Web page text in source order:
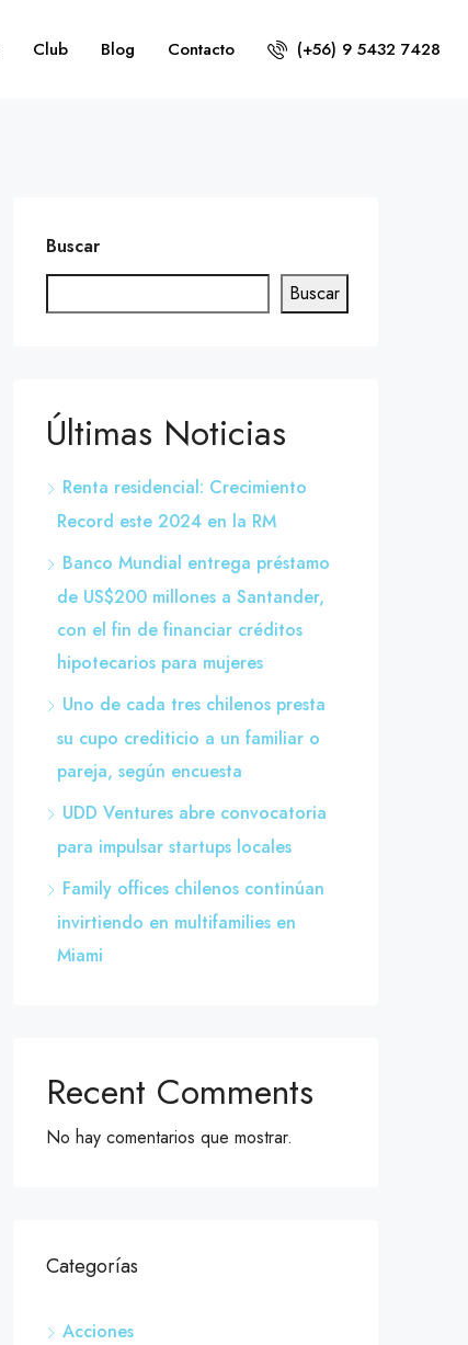
Club Blog Contacto (+56) 9 5432 7428
Buscar
Buscar
Últimas Noticias
Renta residencial: Crecimiento
Record este 2024 en la RM
Banco Mundial entrega préstamo
de US$200 millones a Santander,
con el fin de financiar créditos
hipotecarios para mujeres
Uno de cada tres chilenos presta
su cupo crediticio a un familiar o
pareja, según encuesta
UDD Ventures abre convocatoria
para impulsar startups locales
Family offices chilenos continúan
invirtiendo en multifamilies en
Miami
Recent Comments
No hay comentarios que mostrar.
Categorías
Acciones